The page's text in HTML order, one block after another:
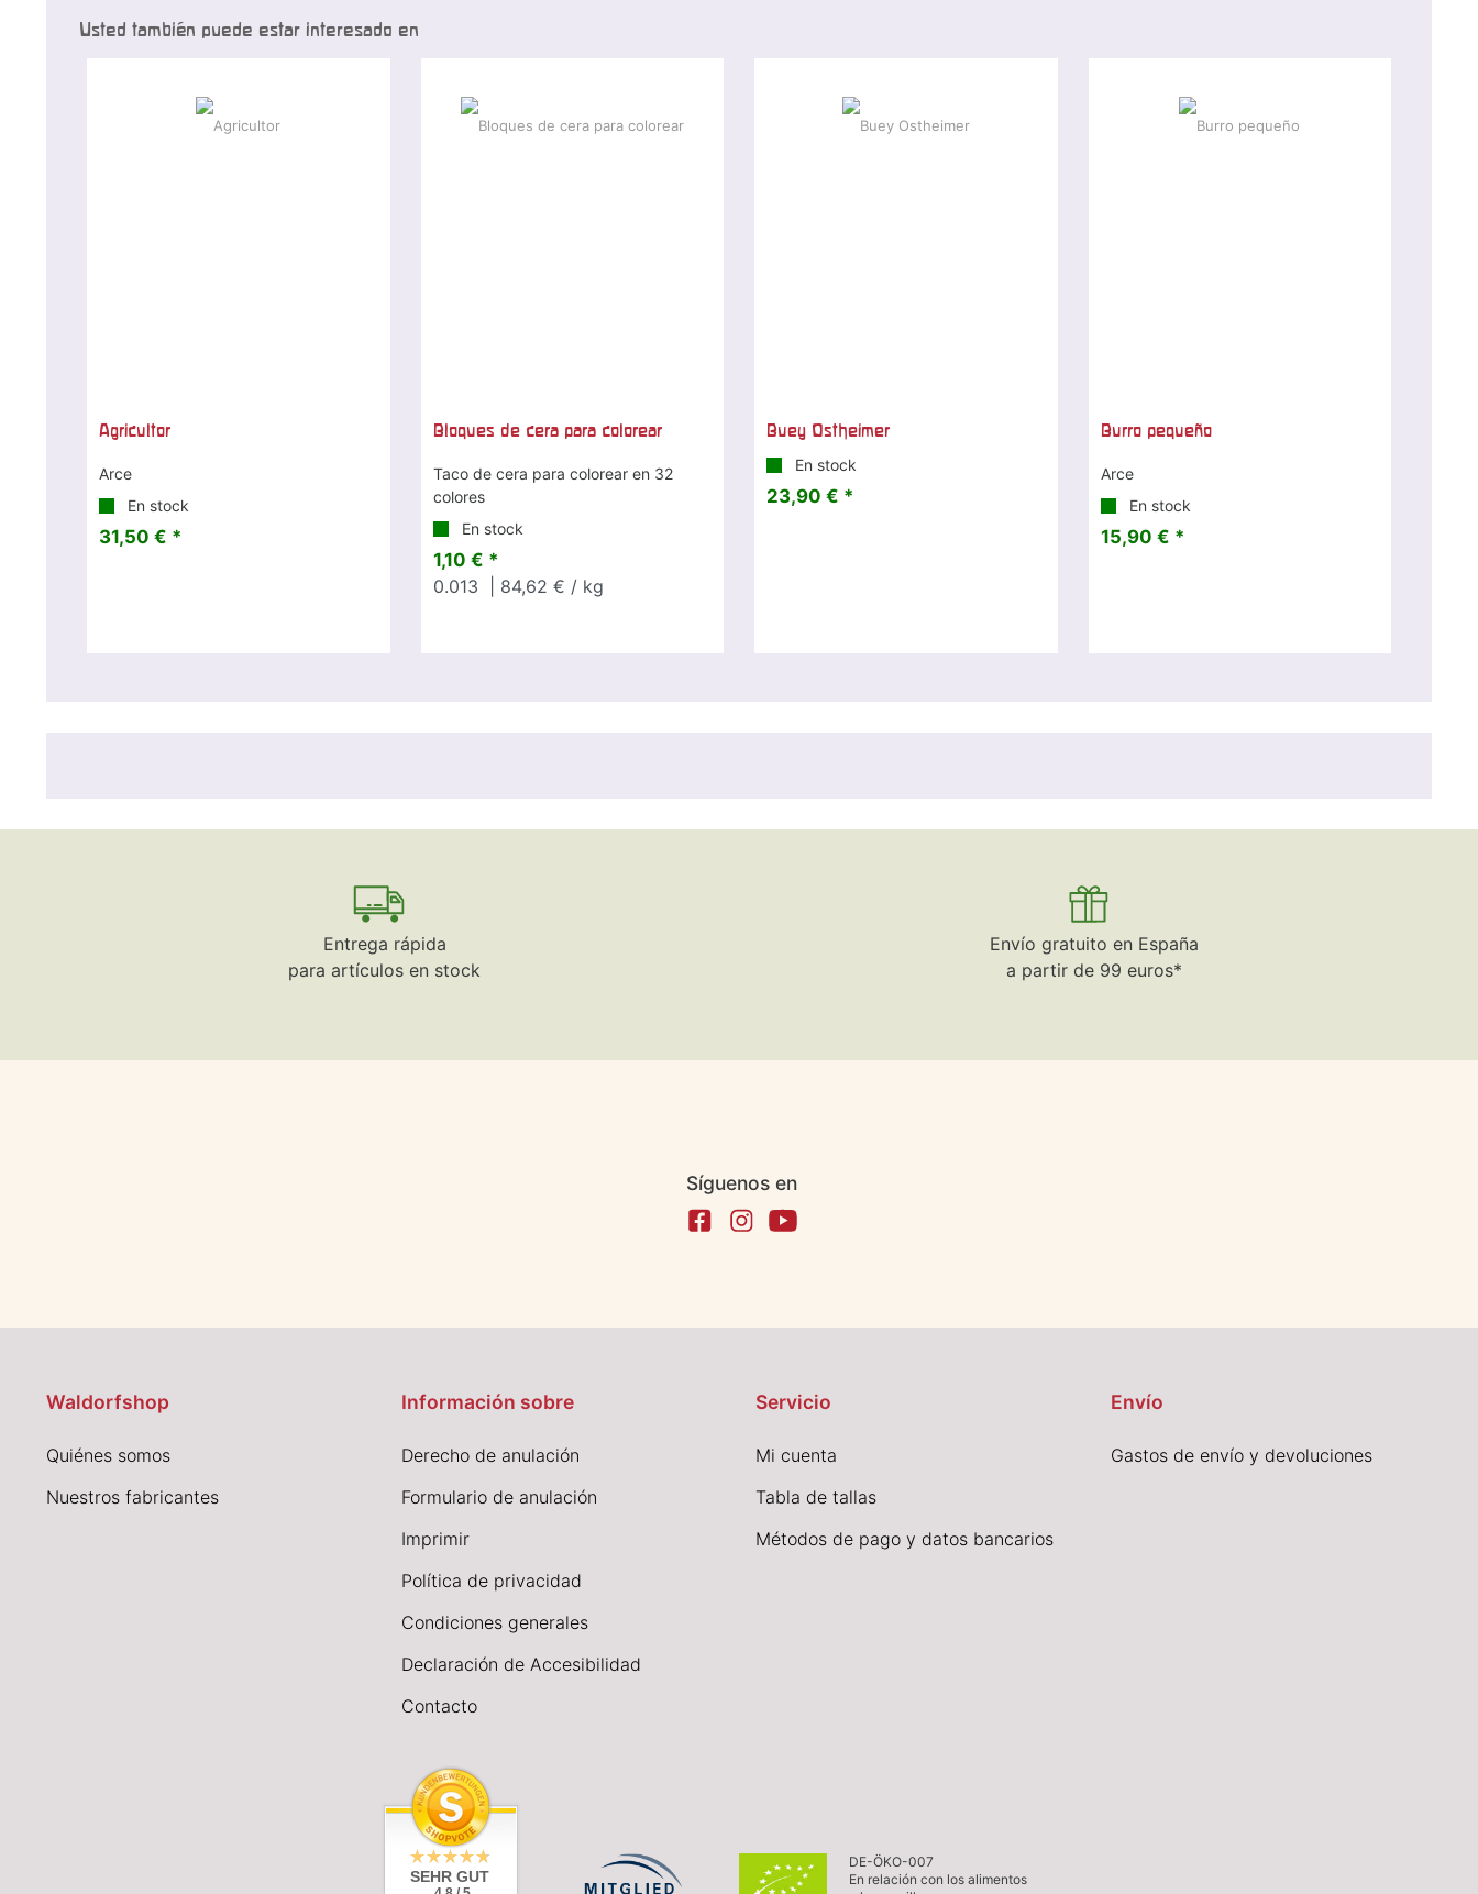
Usted también puede estar interesado en
Agricultor
Arce
En stock
31,50 € *
Bloques de cera para colorear
Taco de cera para colorear en 32
colores
En stock
1,10 € *
0.013
| 84,62 € / kg
Buey Ostheimer
En stock
23,90 € *
Burro pequeño
Arce
En stock
15,90 € *
Entrega rápida
para artículos en stock
Envío gratuito en España
a partir de 99 euros*
Síguenos en
Waldorfshop
Quiénes somos
Nuestros fabricantes
Información sobre
Derecho de anulación
Formulario de anulación
Imprimir
Política de privacidad
Condiciones generales
Declaración de Accesibilidad
Contacto
Servicio
Mi cuenta
Tabla de tallas
Métodos de pago y datos bancarios
Envío
Gastos de envío y devoluciones
SEHR GUT
DE-ÖKO-007
En relación con los alimentos